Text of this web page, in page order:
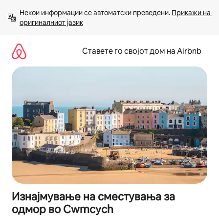
содржина
Некои информации се автоматски преведени. Прикажи на
оригиналниот јазик
Ставете го својот дом на Airbnb
Изнајмување на сместувања за
одмор во Cwmcych